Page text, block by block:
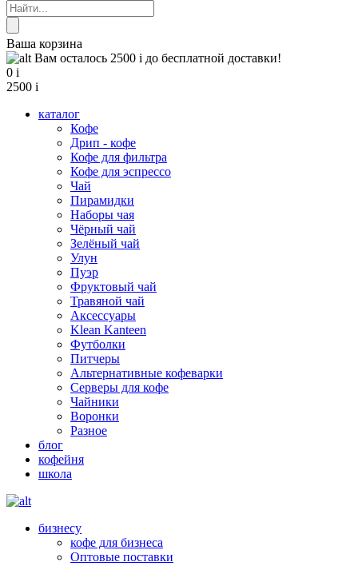
Ваша корзина
Вам осталось 2500 i до бесплатной доставки!
0 i
2500 i
каталог
Кофе
Дрип - кофе
Кофе для фильтра
Кофе для эспрессо
Чай
Пирамидки
Наборы чая
Чёрный чай
Зелёный чай
Улун
Пуэр
Фруктовый чай
Травяной чай
Аксессуары
Klean Kanteen
Футболки
Питчеры
Альтернативные кофеварки
Серверы для кофе
Чайники
Воронки
Разное
блог
кофейня
школа
бизнесу
кофе для бизнеса
Оптовые поставки